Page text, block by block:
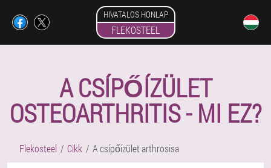
HIVATALOS HONLAP
FLEKOSTEEL
A CSÍPŐÍZÜLET
OSTEOARTHRITIS - MI EZ?
Flekosteel Cikk A csípőízület arthrosisa